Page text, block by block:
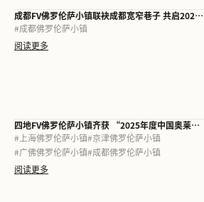
成都FV佛罗伦萨小镇联袂成都宽窄巷子 共启2026意大利艺术文化季 意大利艺术家Alessandra Carloni携“一城双展”首度亮相中国
#成都佛罗伦萨小镇
阅读更多
四地FV佛罗伦萨小镇齐获 “2025年度中国奥莱最具影响力奥莱”
# 上海佛罗伦萨小镇#京津佛罗伦萨小镇
#广佛佛罗伦萨小镇#成都佛罗伦萨小镇
阅读更多